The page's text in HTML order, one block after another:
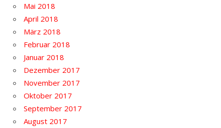
Mai 2018
April 2018
März 2018
Februar 2018
Januar 2018
Dezember 2017
November 2017
Oktober 2017
September 2017
August 2017